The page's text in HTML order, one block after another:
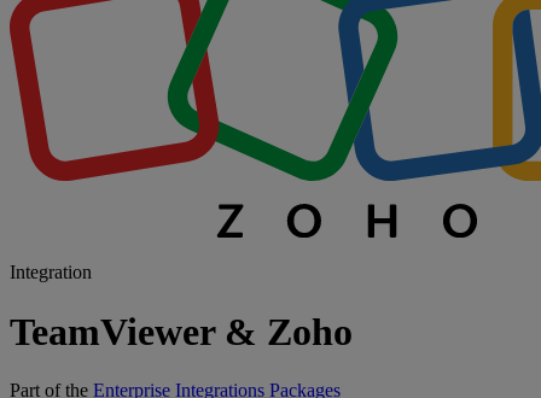
Integration
TeamViewer & Zoho
Part of the Enterprise Integrations Packages